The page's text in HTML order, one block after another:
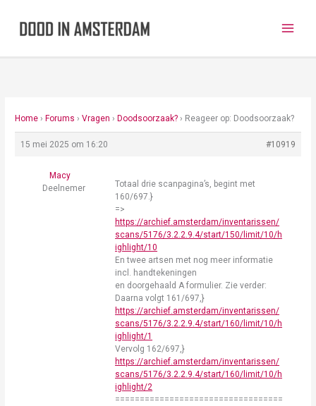
Home › Forums › Vragen › Doodsoorzaak? › Reageer op: Doodsoorzaak?
15 mei 2025 om 16:20 #10919
Macy
Deelnemer
Totaal drie scanpagina’s, begint met
160/697.}
=>
https://archief.amsterdam/inventarissen/
scans/5176/3.2.2.9.4/start/150/limit/10/h
ighlight/10
En twee artsen met nog meer informatie
incl. handtekeningen
en doorgehaald A formulier. Zie verder:
Daarna volgt 161/697,}
https://archief.amsterdam/inventarissen/
scans/5176/3.2.2.9.4/start/160/limit/10/h
ighlight/1
Vervolg 162/697,}
https://archief.amsterdam/inventarissen/
scans/5176/3.2.2.9.4/start/160/limit/10/h
ighlight/2
==================================